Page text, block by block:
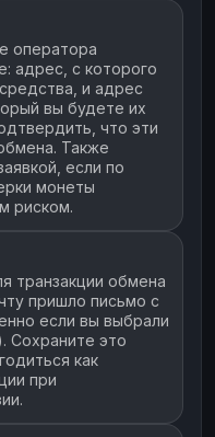
оператора
адрес, с которого
и адрес
вы будете их
что эти
Также
если по
монеты
риском.
транзакции обмена
пришло письмо с
если вы выбрали
Сохраните это
как
при